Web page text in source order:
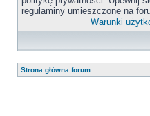
regulaminy umieszczone na
Warunki
Strona główna forum